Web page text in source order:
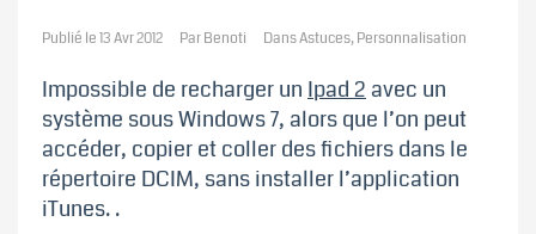
Publié le13 Avr 2012 ParBenoti DansAstuces,Personnalisation
Impossible de recharger un Ipad 2 avec un
système sous Windows 7, alors que l’on peut
accéder, copier et coller des fichiers dans le
répertoire DCIM, sans installer l’application
iTunes. .